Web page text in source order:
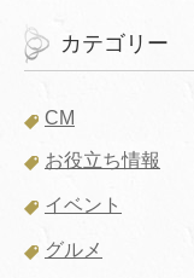
カテゴリー
CM
お役立ち情報
イベント
グルメ